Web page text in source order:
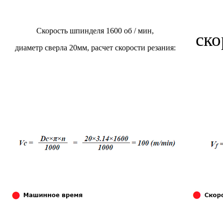
Скорость шпинделя 1600 об / мин,
диаметр сверла 20мм, расчет скорости резания: